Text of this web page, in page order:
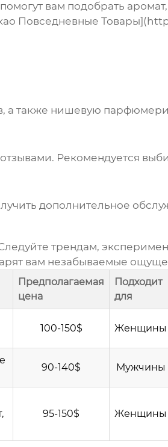
вам подобрать
Повседневные
а также нишевую
Рекомендуется
дополнительное
трендам,
вам незабываемые
Предполагаемая
цена
Подходит
для
100-150$ Женщины
90-140$ Мужчины
95-150$ Женщины